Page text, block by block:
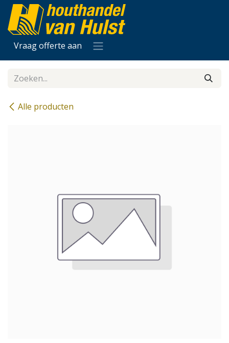
Overslaan naar inhoud
Vraag offerte aan
Alle producten